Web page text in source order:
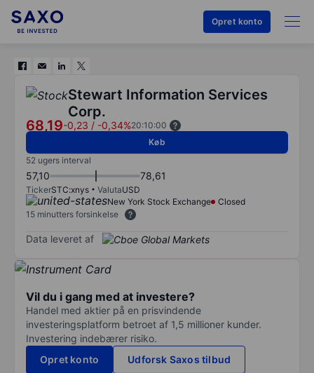
Opret konto
Stewart Information Services
Corp.
68,19-0,23 / -0,34%20:10:00
Køb
52 ugers interval
57,10 78,61
TickerSTC:xnys ValutaUSD
New York Stock Exchange
Closed
15 minutters forsinkelse
Data leveret af
Vil du i gang med at investere?
Handel med aktier på en prisvindende
investeringsplatform betroet af 1,5 millioner kunder.
Investering indebærer risiko.
Opret konto
Udforsk Saxos tilbud